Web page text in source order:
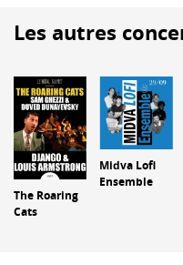
Les autres
The Roaring
Cats
Midva Lofi
Ensemble